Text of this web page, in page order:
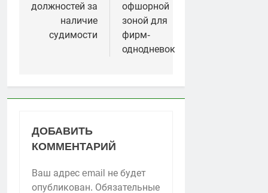
должностей за
наличие
судимости
офшорной
зоной для
фирм-
однодневок
ДОБАВИТЬ
КОММЕНТАРИЙ
Ваш адрес email не будет
опубликован. Обязательные